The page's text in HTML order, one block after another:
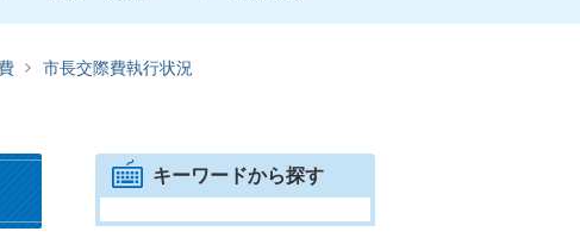
市長交際費執行状況
キーワードから探す